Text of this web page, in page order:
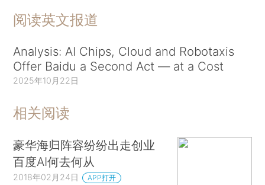
阅读英文报道
Analysis: AI Chips, Cloud and Robotaxis
Offer Baidu a Second Act — at a Cost
2025年10月22日
相关阅读
豪华海归阵容纷纷出走创业
百度AI何去何从
2018年02月24日 APP打开